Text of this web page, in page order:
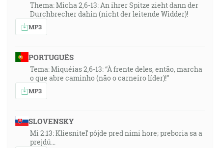
Thema: Micha 2,6-13: An ihrer Spitze zieht dann der
Durchbrecher dahin (nicht der leitende Widder)!
MP3
PORTUGUÊS
Tema: Miquéias 2,6-13: “À frente deles, então, marcha
o que abre caminho (não o carneiro líder)!”
MP3
SLOVENSKY
Mi 2:13: Kliesniteľ pôjde pred nimi hore; preboria sa a
prejdú…